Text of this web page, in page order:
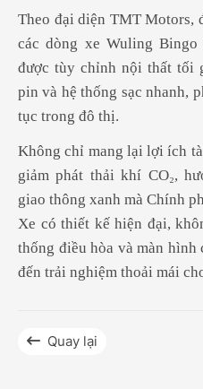
Theo đại diện TMT Motors,
các dòng xe Wuling
được tùy chỉnh nội thất tối
pin và hệ thống sạc nhanh,
tục trong đô thị.
Không chỉ mang lại lợi ích
giảm phát thải khí CO₂,
giao thông xanh mà Chính
Xe có thiết kế hiện đại,
thống điều hòa và màn hình
đến trải nghiệm thoải mái
Quay lại